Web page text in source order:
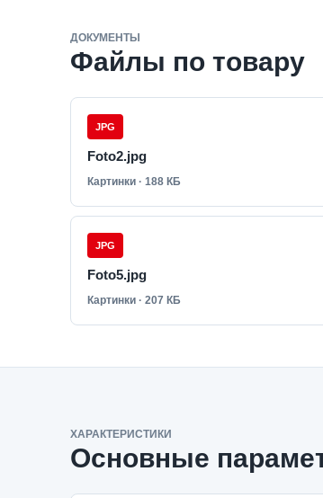
ДОКУМЕНТЫ
Файлы по товару
JPG
Foto2.jpg
Картинки · 188 КБ
JPG
Foto5.jpg
Картинки · 207 КБ
ХАРАКТЕРИСТИКИ
Основные